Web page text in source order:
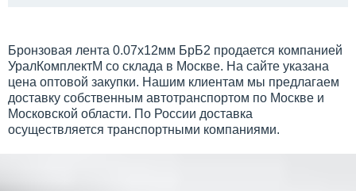
Бронзовая лента 0.07x12мм БрБ2 продается компанией
УралКомплектМ со склада в Москве. На сайте указана
цена оптовой закупки. Нашим клиентам мы предлагаем
доставку собственным автотранспортом по Москве и
Московской области. По России доставка
осуществляется транспортными компаниями.